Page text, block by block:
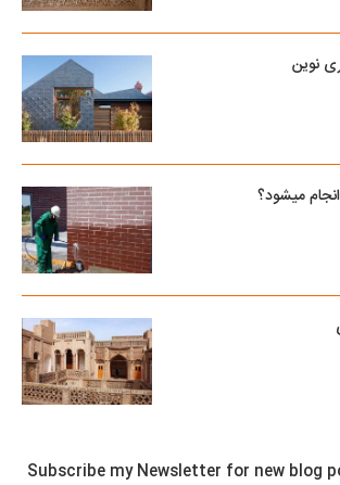
نوین
میشود؟
Subscribe my Newsletter for new blog